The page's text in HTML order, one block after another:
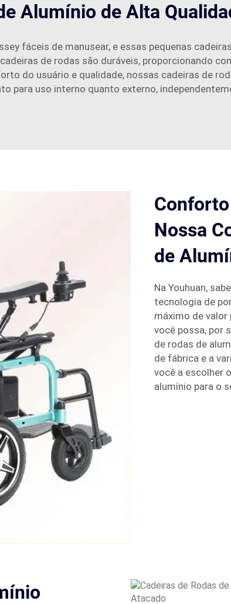
Alumínio de Alta
fáceis de manusear, e essas pequenas
de rodas são duráveis, proporcionando
do usuário e qualidade, nossas cadeiras de
para uso interno quanto externo,
Nossa
de
Na Youhuan,
tecnologia de
máximo de
você possa, por
de rodas de
de fábrica e a
você a escolher
alumínio para o